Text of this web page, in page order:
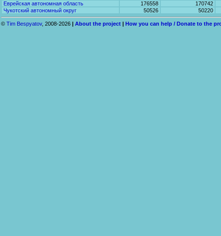
Еврейская автономная область
176558
170742
Чукотский автономный округ
50526 50220
© Tim Bespyatov, 2008-2026 | About the project | How you can help / Donate to the